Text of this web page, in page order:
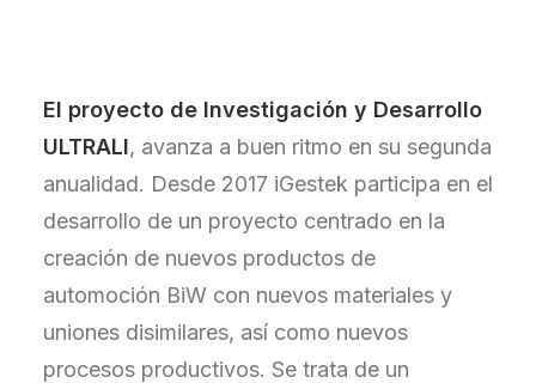
El proyecto de Investigación y Desarrollo
ULTRALI, avanza a buen ritmo en su segunda
anualidad. Desde 2017 iGestek participa en el
desarrollo de un proyecto centrado en la
creación de nuevos productos de
automoción BiW con nuevos materiales y
uniones disimilares, así como nuevos
procesos productivos. Se trata de un